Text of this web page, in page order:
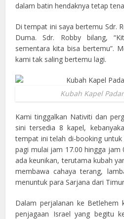
dalam batin hendaknya tetap
Di tempat ini saya bertemu Sdr.
Duma. Sdr. Robby bilang,
sementara kita bisa bertemu”.
kami tak saling bertemu lagi.
Kubah Kapel
Kami tinggalkan Nativiti dan
sini tersedia 8 kapel,
tempat ini telah di-booking
pagi mulai jam 17.00 hingga jam
ada keunikan, terutama kubah
membawa cahaya terang,
menuntuk para Sarjana dari
Dalam perjalanan ke Betlehem
penjagaan Israel yang begitu